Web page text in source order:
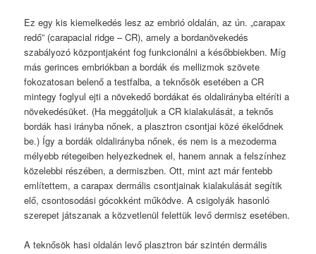
Ez egy kis kiemelkedés lesz az embrió oldalán, az ún. „carapax
redő” (carapacial ridge – CR), amely a bordanövekedés
szabályozó központjaként fog funkcionálni a későbbiekben. Míg
más gerinces embriókban a bordák és mellizmok szövete
fokozatosan belenő a testfalba, a teknősök esetében a CR
mintegy foglyul ejti a növekedő bordákat és oldalirányba eltéríti a
növekedésüket. (Ha meggátoljuk a CR kialakulását, a teknős
bordák hasi irányba nőnek, a plasztron csontjai közé ékelődnek
be.) Így a bordák oldalirányba nőnek, és nem is a mezoderma
mélyebb rétegeiben helyezkednek el, hanem annak a felszínhez
közelebbi részében, a dermiszben. Ott, mint azt már fentebb
említettem, a carapax dermális csontjainak kialakulását segítik
elő, csontosodási gócokként működve. A csigolyák hasonló
szerepet játszanak a közvetlenül felettük levő dermisz esetében.
A teknősök hasi oldalán levő plasztron bár szintén dermális